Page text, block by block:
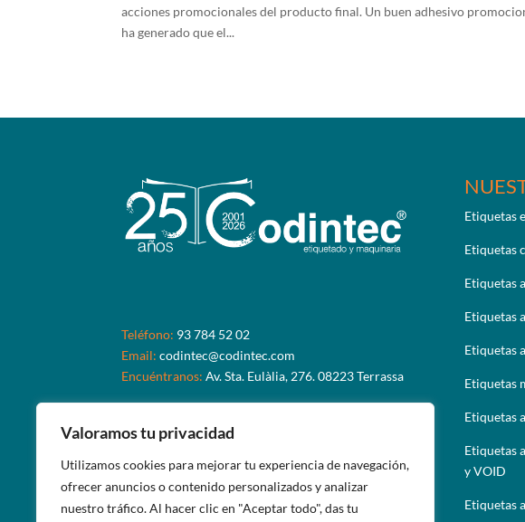
Valoramos tu privacidad
Utilizamos cookies para mejorar tu experiencia de navegación,
ofrecer anuncios o contenido personalizados y analizar
nuestro tráfico. Al hacer clic en "Aceptar todo", das tu
acciones promocionales del producto final. Un buen adhesivo
ha generado que el...
Teléfono: 93 784 52 02
Email:codintec@codintec.com
Encuéntranos:Av. Sta. Eulàlia, 276. 08223 Terrassa
Etiquetas
Etiquetas
Etiquetas
Etiquetas
Etiquetas
Etiquetas
Etiquetas
Etiquetas
y VOID
Etiquetas